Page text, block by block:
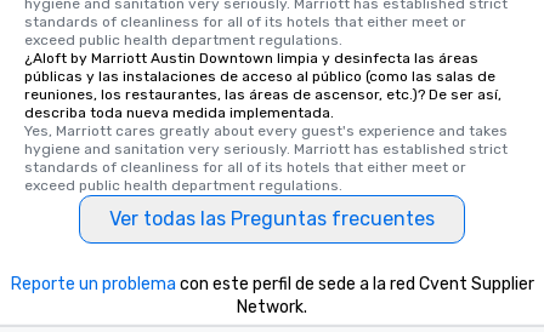
Our tours offer an exquisite feast plus
entertainment. All tours include a
knowledgeable, professional guide
who leads the group on a walking tour,
offering engaging tidbits and
fascinating stories. Several other
interactive experiences are included
along the way exclusively to our tours,
ensuring there is never a dull moment.
Different Types of Cuisine Our
experiences offer the ability to enjoy
several renowned restaurants in one
convenient outing, including ones you
hygiene and sanitation very seriously. Marriott has established strict
standards of cleanliness for all of its hotels that either meet or
exceed public health department regulations.
¿Aloft by Marriott Austin Downtown limpia y desinfecta las áreas
públicas y las instalaciones de acceso al público (como las salas de
reuniones, los restaurantes, las áreas de ascensor, etc.)? De ser así,
describa toda nueva medida implementada.
Yes, Marriott cares greatly about every guest's experience and takes
hygiene and sanitation very seriously. Marriott has established strict
standards of cleanliness for all of its hotels that either meet or
exceed public health department regulations.
Ver todas las Preguntas frecuentes
Reporte un problema con este perfil de sede a la red Cvent Supplier
Network.